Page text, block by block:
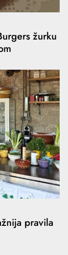
žurku
pravila